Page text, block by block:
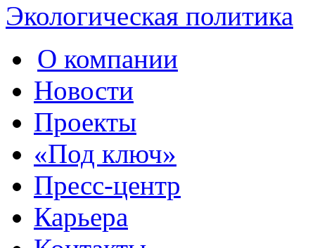
Экологическая политика
О компании
Новости
Проекты
«Под ключ»
Пресс-центр
Карьера